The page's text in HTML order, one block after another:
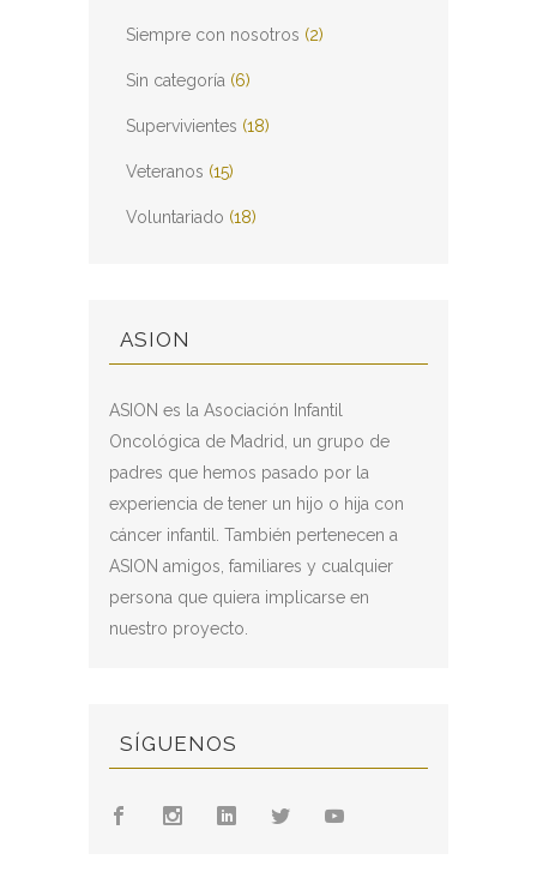
Siempre con nosotros (2)
Sin categoría (6)
Supervivientes (18)
Veteranos (15)
Voluntariado (18)
ASION
ASION es la Asociación Infantil
Oncológica de Madrid, un grupo de
padres que hemos pasado por la
experiencia de tener un hijo o hija con
cáncer infantil. También pertenecen a
ASION amigos, familiares y cualquier
persona que quiera implicarse en
nuestro proyecto.
SÍGUENOS